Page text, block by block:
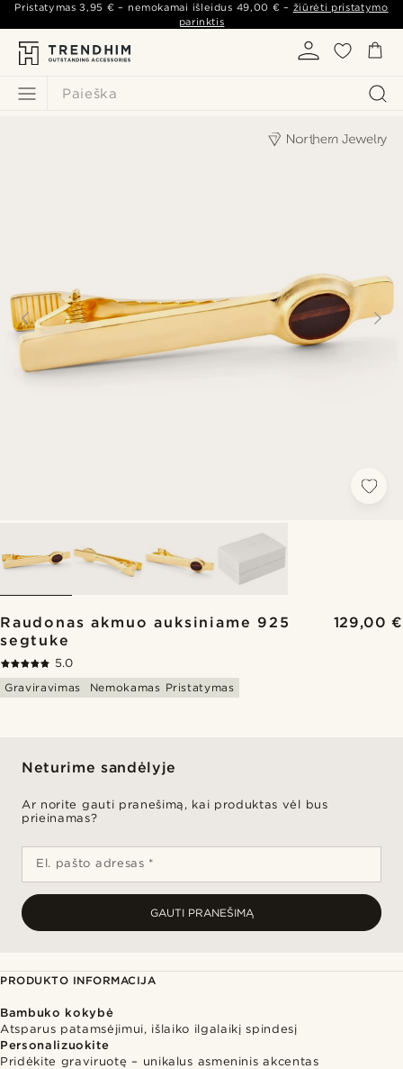
Paieška
Pristatymas3,95 € – nemokamai išleidus 49,00 € – žiūrėti pristatymo
parinktis
Raudonas akmuo auksiniame 925
segtuke
129,00 €
5.0
Graviravimas
Nemokamas Pristatymas
Neturime sandėlyje
Ar norite gauti pranešimą, kai produktas vėl bus
prieinamas?
El. pašto adresas *
GAUTI PRANEŠIMĄ
PRODUKTO INFORMACIJA
Bambuko kokybė
Atsparus patamsėjimui, išlaiko ilgalaikį spindesį
Personalizuokite
Pridėkite graviruotę – unikalus asmeninis akcentas